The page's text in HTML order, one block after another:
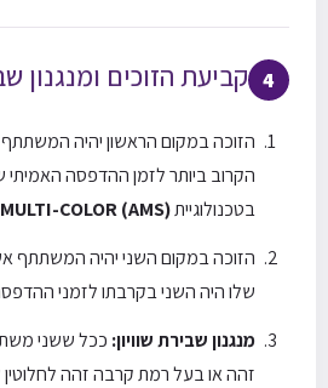
4 קביעת הזוכים ומנגנון
הזוכה במקום הראשון יהיה
הקרוב ביותר לזמן ההדפסה
בטכנולוגייתMULTI-COLOR (AMS) עם 4 ראשי הדפסה
הזוכה במקום השני יהיה המשתתף
שלו היה השני בקרבתו לזמני
מנגנון שבירת שוויון: ככל ששני
זהה או בעל רמת קרבה זהה לחלוטין